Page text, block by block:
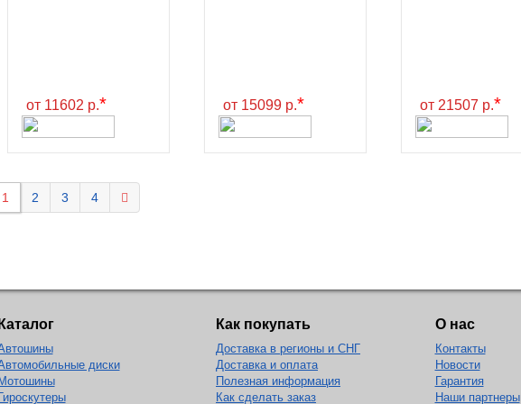
от 11602 р.* от 15099 р.* от 21507 р.*
1 2 3 4
Каталог
диски
Мотошины
Гироскутеры
Как покупать
Доставка в регионы и СНГ
Доставка и оплата
Полезная информация
Как сделать заказ
О нас
Контакты
Новости
Гарантия
Наши партнеры